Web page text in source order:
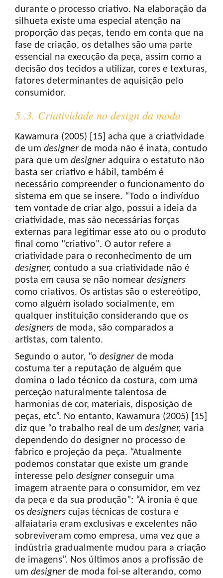
durante o processo criativo. Na elaboração da
silhueta existe uma especial atenção na
proporção das peças, tendo em conta que na
fase de criação, os detalhes são uma parte
essencial na execução da peça, assim como a
decisão dos tecidos a utilizar, cores e texturas,
fatores determinantes de aquisição pelo
consumidor.
5 .3. Criatividade no design da moda
Kawamura (2005) [15] acha que a criatividade
de um designer de moda não é inata, contudo
para que um designer adquira o estatuto não
basta ser criativo e hábil, também é
necessário compreender o funcionamento do
sistema em que se insere. “Todo o indivíduo
tem vontade de criar algo, possui a ideia da
criatividade, mas são necessárias forças
externas para legitimar esse ato ou o produto
final como "criativo". O autor refere a
criatividade para o reconhecimento de um
designer, contudo a sua criatividade não é
posta em causa se não nomear designers
como criativos. Os artistas são o estereótipo,
como alguém isolado socialmente, em
qualquer instituição considerando que os
designers de moda, são comparados a
artistas, com talento.
Segundo o autor, “o designer de moda
costuma ter a reputação de alguém que
domina o lado técnico da costura, com uma
perceção naturalmente talentosa de
harmonias de cor, materiais, disposição de
peças, etc”. No entanto, Kawamura (2005) [15]
diz que “o trabalho real de um designer, varia
dependendo do designer no processo de
fabrico e projeção da peça. “Atualmente
podemos constatar que existe um grande
interesse pelo designer conseguir uma
imagem atraente para o consumidor, em vez
da peça e da sua produção”: “A ironia é que
os designers cujas técnicas de costura e
alfaiataria eram exclusivas e excelentes não
sobreviveram como empresa, uma vez que a
indústria gradualmente mudou para a criação
de imagens”. Nos últimos anos a profissão de
um designer de moda foi-se alterando, como